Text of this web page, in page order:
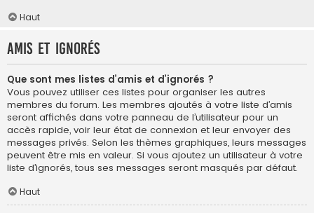
Haut
Amis et ignorés
Que sont mes listes d’amis et d’ignorés ?
Vous pouvez utiliser ces listes pour organiser les autres
membres du forum. Les membres ajoutés à votre liste d’amis
seront affichés dans votre panneau de l’utilisateur pour un
accès rapide, voir leur état de connexion et leur envoyer des
messages privés. Selon les thèmes graphiques, leurs messages
peuvent être mis en valeur. Si vous ajoutez un utilisateur à votre
liste d’ignorés, tous ses messages seront masqués par défaut.
Haut